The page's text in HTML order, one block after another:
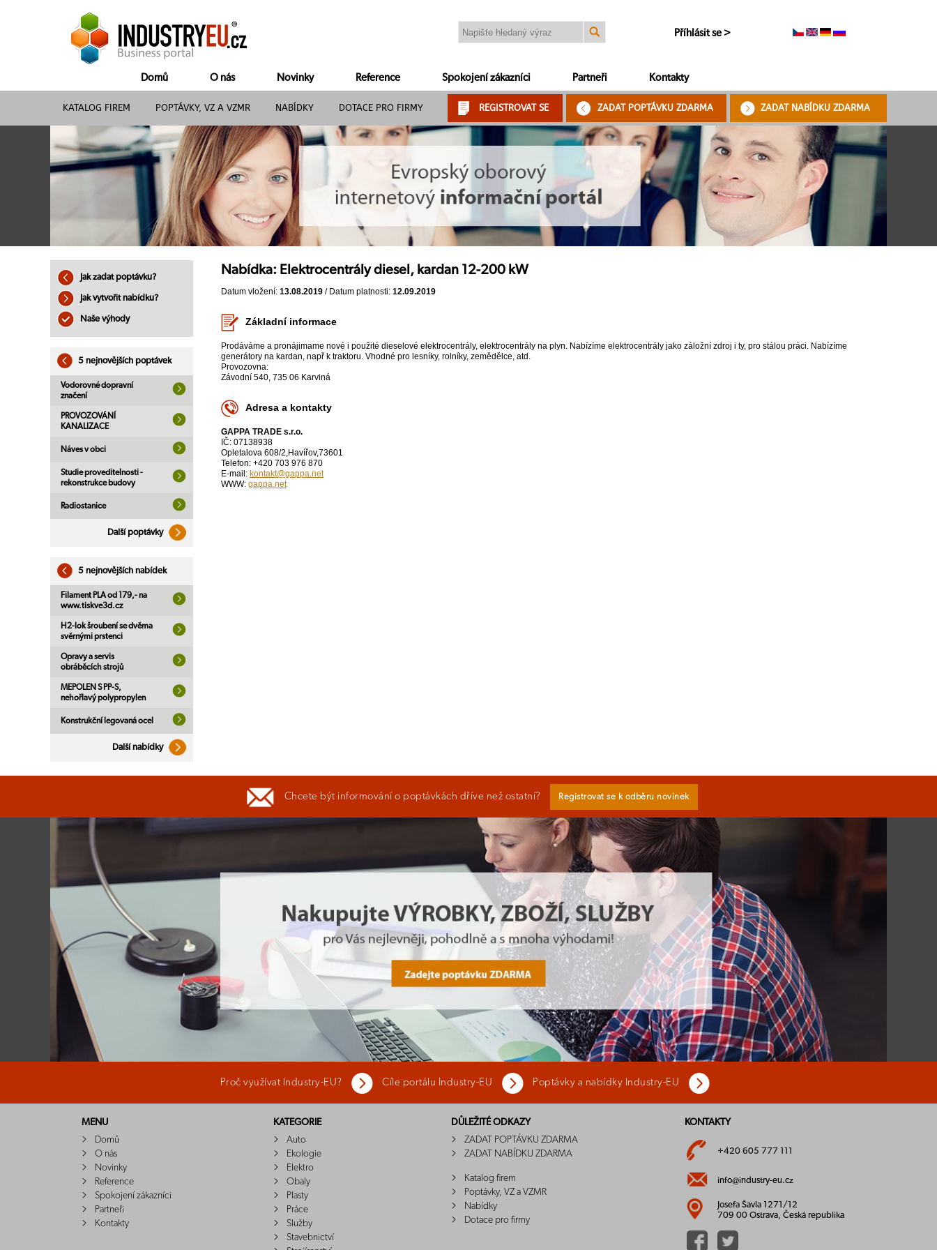
Příhlásit se >
Domů O nás Novinky Reference Spokojení zákazníci Partneři Kontakty
KATALOG FIREM POPTÁVKY, VZ A VZMR NABÍDKY DOTACE PRO FIRMY REGISTROVAT SE ZADAT POPTÁVKU ZDARMA ZADAT NABÍDKU ZDARMA
Jak zadat poptávku?
Jak vytvořit nabídku?
Naše výhody
5 nejnovějších poptávek
Vodorovné dopravní
značení
PROVOZOVÁNÍ
KANALIZACE
Náves v obci
Studie proveditelnosti -
rekonstrukce budovy
Radiostanice
Další poptávky
5 nejnovějších nabídek
Filament PLA od 179,- na
www.tiskve3d.cz
H2-lok šroubení se dvěma
svěrnými prstenci
Opravy a servis
obráběcích strojů
MEPOLEN S PP-S,
nehořlavý polypropylen
Konstrukční legovaná ocel
Další nabídky
Nabídka: Elektrocentrály diesel, kardan 12-200 kW
Datum vložení: 13.08.2019 / Datum platnosti: 12.09.2019
Základní informace
Prodáváme a pronájimame nové i použité dieselové elektrocentrály, elektrocentrály na plyn. Nabízíme elektrocentrály jako záložní zdroj i ty, pro stálou práci. Nabízíme
generátory na kardan, např k traktoru. Vhodné pro lesníky, rolníky, zemědělce, atd.
Provozovna:
Závodní 540, 735 06 Karviná
Adresa a kontakty
GAPPA TRADE s.r.o.
IČ: 07138938
Opletalova 608/2,Havířov,73601
Telefon: +420 703 976 870
E-mail: kontakt@gappa.net
WWW: gappa.net
Chcete být informování o poptávkách dříve než ostatní? Registrovat se k odběru novinek
Proč využívat Industry-EU? Cíle portálu Industry-EU Poptávky a nabídky Industry-EU
MENU
Domů
O nás
Novinky
Reference
Spokojení zákazníci
Partneři
Kontakty
KATEGORIE
Auto
Ekologie
Elektro
Obaly
Plasty
Práce
Služby
Stavebnictví
DŮLEŽITÉ ODKAZY
ZADAT POPTÁVKU ZDARMA
ZADAT NABÍDKU ZDARMA
Katalog firem
Poptávky, VZ a VZMR
Nabídky
Dotace pro firmy
KONTAKTY
+420 605 777 111
info@industry-eu.cz
Josefa Šavla 1271/12
709 00 Ostrava, Česká republika